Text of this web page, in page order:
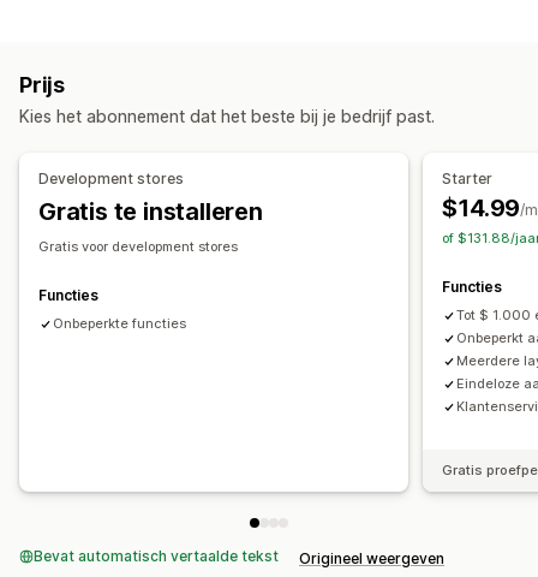
Upsell-bundels
Gerelateerde producten Digitale producten
Prijzen die je kunt instellen
Forfaitaire kortingen
Gratis verzending Twee voor de prijs van één
Add-ons in één klik
Drag-and-drop-editor Meerdere valuta Meerdere talen
Garanties
Verzendbescherming
Cadeauverpakking
Gratis verzending
Add-ons voor producten
Vaak samen gekocht
AI-aanbevelingen
Prijs
Kies het abonnement dat het beste bij je bedrijf past.
Development stores
Gratis te installeren
Gratis voor development stores
Functies
Onbeperkte functies
Starter
$14.99/
of $131.88/
Functies
Tot $ 1.000
Onbeperkt
Meerdere
Eindeloze
Gratis
Bevat automatisch vertaalde tekst Origineel weergeven